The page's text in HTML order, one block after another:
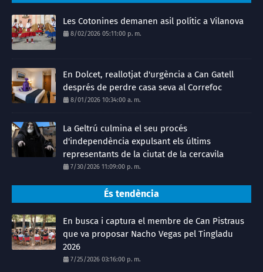
Les Cotonines demanen asil polític a Vilanova
8/02/2026 05:11:00 p. m.
En Dolcet, reallotjat d'urgència a Can Gatell
després de perdre casa seva al Correfoc
8/01/2026 10:34:00 a. m.
La Geltrú culmina el seu procés
d'independència expulsant els últims
representants de la ciutat de la cercavila
7/30/2026 11:09:00 p. m.
És tendència
En busca i captura el membre de Can Pistraus
que va proposar Nacho Vegas pel Tingladu
2026
7/25/2026 03:16:00 p. m.